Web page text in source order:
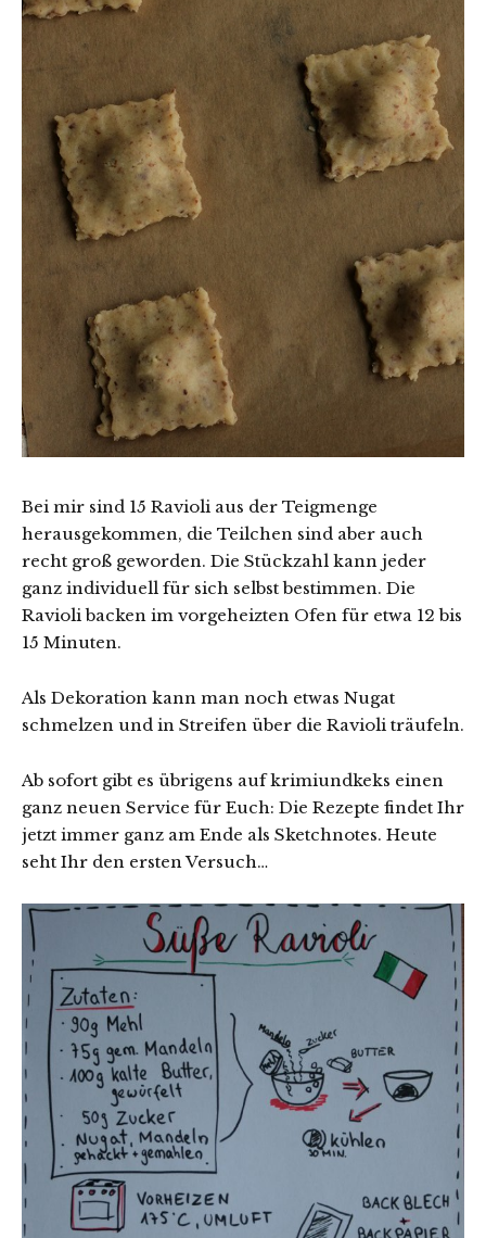
Bei mir sind 15 Ravioli aus der Teigmenge
herausgekommen, die Teilchen sind aber auch
recht groß geworden. Die Stückzahl kann jeder
ganz individuell für sich selbst bestimmen. Die
Ravioli backen im vorgeheizten Ofen für etwa 12 bis
15 Minuten.
Als Dekoration kann man noch etwas Nugat
schmelzen und in Streifen über die Ravioli träufeln.
Ab sofort gibt es übrigens auf krimiundkeks einen
ganz neuen Service für Euch: Die Rezepte findet Ihr
jetzt immer ganz am Ende als Sketchnotes. Heute
seht Ihr den ersten Versuch…